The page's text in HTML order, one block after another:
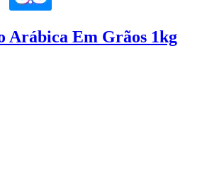
Arábica Em Grãos 1kg